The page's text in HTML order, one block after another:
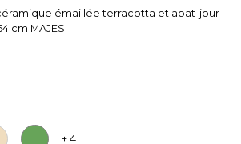
émaillée terracotta et abat-jour
cm MAJES
+ 4